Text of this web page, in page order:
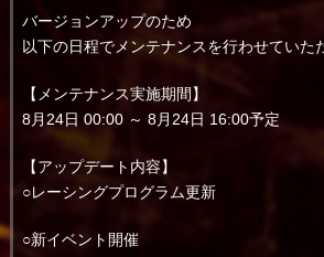
バージョンアップのため
以下の日程でメンテナンスを行わせていた
【メンテナンス実施期間】
8月24日 00:00 ～ 8月24日 16:00予定
【アップデート内容】
○レーシングプログラム更新
○新イベント開催